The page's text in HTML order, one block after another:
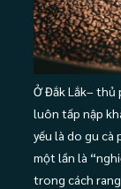
Ở Đắk Lắk– thủ
luôn tấp nập
yếu là do gu cà
một lần là
trong cách